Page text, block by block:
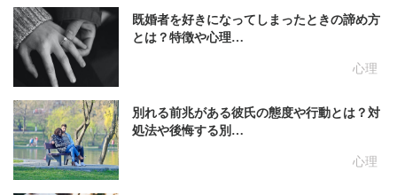
心理
既婚者を好きになってしまったときの諦め方
とは？特徴や心理…
心理
別れる前兆がある彼氏の態度や行動とは？対
処法や後悔する別…